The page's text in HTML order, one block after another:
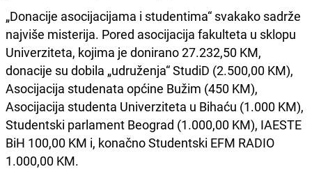
„Donacije asocijacijama i studentima“ svakako sadrže
najviše misterija. Pored asocijacija fakulteta u sklopu
Univerziteta, kojima je donirano 27.232,50 KM,
donacije su dobila „udruženja“ StudiD (2.500,00 KM),
Asocijacija studenata općine Bužim (450 KM),
Asocijacija studenta Univerziteta u Bihaću (1.000 KM),
Studentski parlament Beograd (1.000,00 KM), IAESTE
BiH 100,00 KM i, konačno Studentski EFM RADIO
1.000,00 KM.